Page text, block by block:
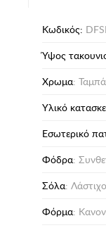
Κωδικός:
Ύψος
Χρωμα: Ταμπά
Υλικό
Eσωτερικό
Φόδρα:
Σόλα: Λάστιχο
Φόρμα: